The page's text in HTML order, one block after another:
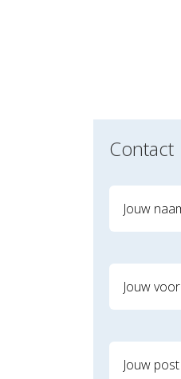
Contact